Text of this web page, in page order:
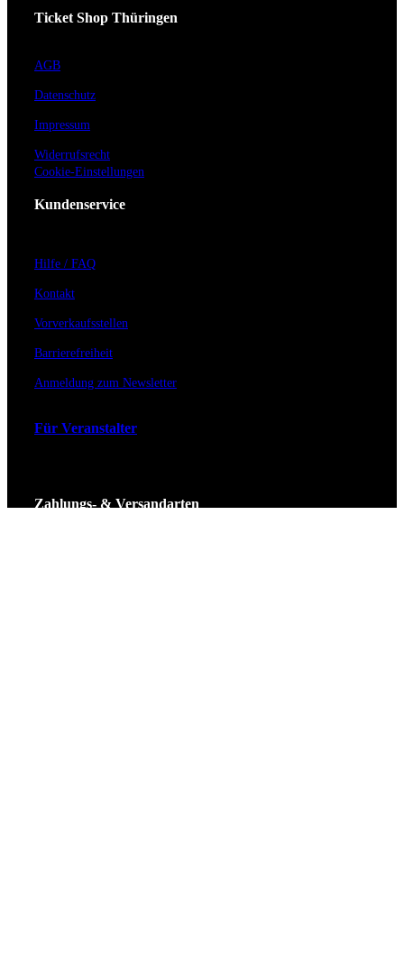
Ticket Shop Thüringen
AGB
Datenschutz
Impressum
Widerrufsrecht
Cookie-Einstellungen
Kundenservice
Hilfe / FAQ
Kontakt
Vorverkaufsstellen
Barrierefreiheit
Anmeldung zum Newsletter
Für Veranstalter
Zahlungs- & Versandarten